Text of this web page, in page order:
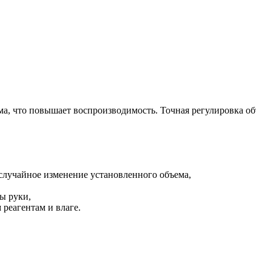
повышает воспроизводимость. Точная регулировка
изменение установленного объема,
руки,
и влаге.